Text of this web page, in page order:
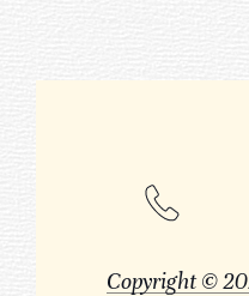
Copyright ©